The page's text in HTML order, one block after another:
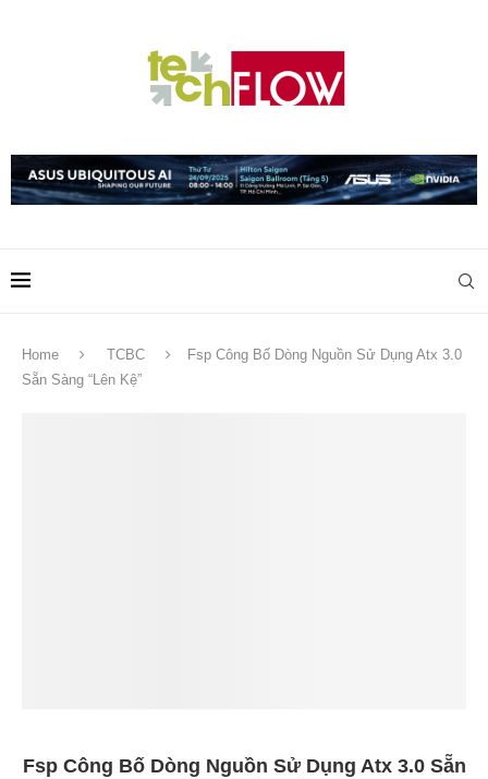
Home TCBC
Fsp Công Bố Dòng Nguồn Sử Dụng Atx 3.0
Sẵn Sàng “Lên Kệ”
Fsp Công Bố Dòng Nguồn Sử Dụng Atx 3.0 Sẵn